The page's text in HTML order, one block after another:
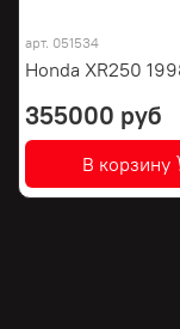
арт. 051534
Honda XR250
355000 руб
В корзину